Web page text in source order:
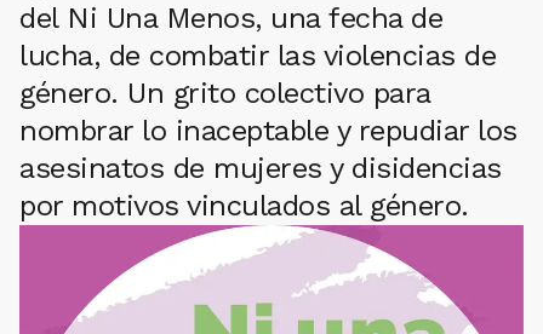
del Ni Una Menos, una fecha de
lucha, de combatir las violencias de
género. Un grito colectivo para
nombrar lo inaceptable y repudiar los
asesinatos de mujeres y disidencias
por motivos vinculados al género.